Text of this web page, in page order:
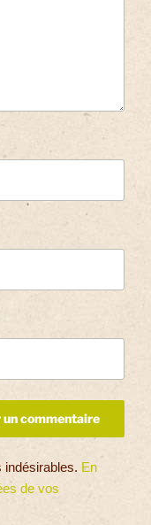
indésirables. En
de vos